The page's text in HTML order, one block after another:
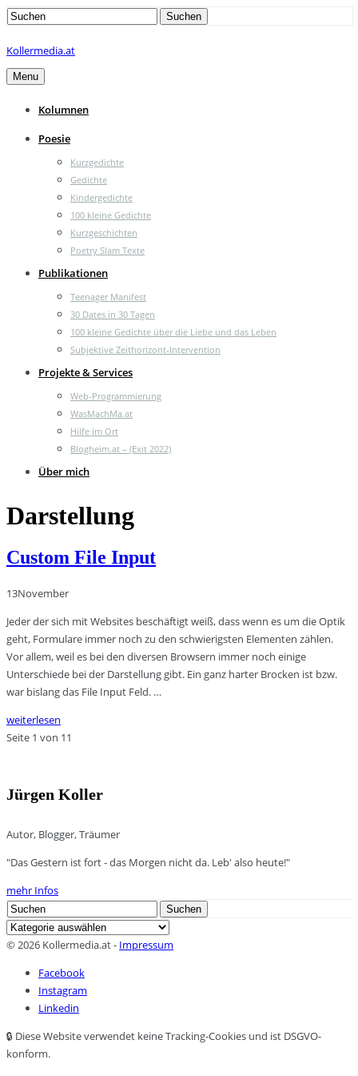
Search
Suchen
Kollermedia.at
Menu
Kolumnen
Poesie
Kurzgedichte
Gedichte
Kindergedichte
100 kleine Gedichte
Kurzgeschichten
Poetry Slam Texte
Publikationen
Teenager Manifest
30 Dates in 30 Tagen
100 kleine Gedichte über die Liebe und das Leben
Subjektive Zeithorizont-Intervention
Projekte & Services
Web-Programmierung
WasMachMa.at
Hilfe im Ort
Blogheim.at – (Exit 2022)
Über mich
Darstellung
Custom File Input
13November
Jeder der sich mit Websites beschäftigt weiß, dass wenn es um die Optik
geht, Formulare immer noch zu den schwierigsten Elementen zählen.
Vor allem, weil es bei den diversen Browsern immer noch einige
Unterschiede bei der Darstellung gibt. Ein ganz harter Brocken ist bzw.
war bislang das File Input Feld. …
weiterlesen
Seite 1 von 11
Jürgen Koller
Autor, Blogger, Träumer
"Das Gestern ist fort - das Morgen nicht da. Leb' also heute!"
mehr Infos
Search
for:
Suchen
Kategorien
© 2026 Kollermedia.at - Impressum
Facebook
Instagram
Linkedin
🔒 Diese Website verwendet keine Tracking-Cookies und ist DSGVO-
konform.